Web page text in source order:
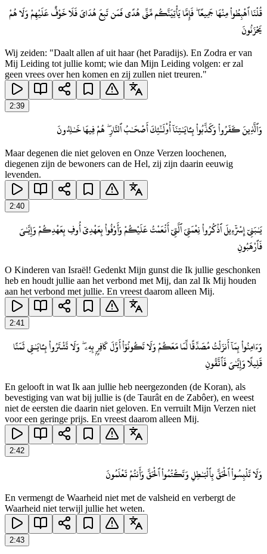
قُلْنَا ٱهْبِطُوا۟ مِنْهَا جَمِيعًا ۖ فَإِمَّا يَأْتِيَنَّكُم مِّنِّى هُدًى فَمَن تَبِعَ هُدَاىَ فَلَا خَوْفٌ عَلَيْهِمْ وَلَا هُمْ
يَحْزَنُونَ
Wij zeiden: "Daalt allen af uit haar (het Paradijs). En Zodra er van
Mij Leiding tot jullie komt; wie dan Mijn Leiding volgen: er zal
geen vrees over hen komen en zij zullen niet treuren."
2:39
وَٱلَّذِينَ كَفَرُوا۟ وَكَذَّبُوا۟ بِـَٔايَـٰتِنَآ أُو۟لَـٰٓئِكَ أَصْحَـٰبُ ٱلنَّارِ ۖ هُمْ فِيهَا خَـٰلِدُونَ
Maar degenen die niet geloven en Onze Verzen loochenen,
diegenen zijn de bewoners can de Hel, zij zijn daarin eeuwig
levenden.
2:40
يَـٰبَنِىٓ إِسْرَٰٓءِيلَ ٱذْكُرُوا۟ نِعْمَتِىَ ٱلَّتِىٓ أَنْعَمْتُ عَلَيْكُمْ وَأَوْفُوا۟ بِعَهْدِىٓ أُوفِ بِعَهْدِكُمْ وَإِيَّـٰىَ
فَٱرْهَبُونِ
O Kinderen van Israël! Gedenkt Mijn gunst die Ik jullie geschonken
heb en houdt jullie aan het verbond met Mij, dan zal Ik Mij houden
aan het verbond met jullie. En vreest daarom alleen Mij.
2:41
وَءَامِنُوا۟ بِمَآ أَنزَلْتُ مُصَدِّقًا لِّمَا مَعَكُمْ وَلَا تَكُونُوٓا۟ أَوَّلَ كَافِرٍۭ بِهِۦ ۖ وَلَا تَشْتَرُوا۟ بِـَٔايَـٰتِى ثَمَنًا
قَلِيلًا وَإِيَّـٰىَ فَٱتَّقُونِ
En gelooft in wat Ik aan jullie heb neergezonden (de Koran), als
bevestiging van wat bij jullie is (de Taurât en de Zabôer), en weest
niet de eersten die daarin niet geloven. En verruilt Mijn Verzen niet
voor een geringe prijs. En vreest daarom alleen Mij.
2:42
وَلَا تَلْبِسُوا۟ ٱلْحَقَّ بِٱلْبَـٰطِلِ وَتَكْتُمُوا۟ ٱلْحَقَّ وَأَنتُمْ تَعْلَمُونَ
En vermengt de Waarheid niet met de valsheid en verbergt de
Waarheid niet terwijl jullie het weten.
2:43